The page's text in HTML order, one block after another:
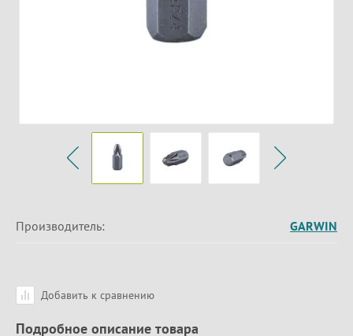
Производитель: GARWIN
Добавить к сравнению
Подробное описание товара